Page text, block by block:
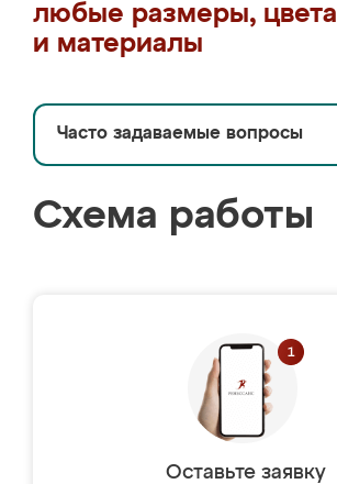
любые размеры, цвета
и материалы
Часто задаваемые вопросы
Схема работы
Оставьте заявку